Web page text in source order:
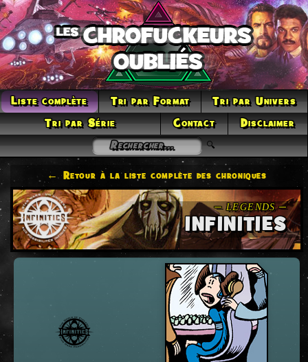
Liste complète Tri par Format
Tri par Univers
Tri par Série
Contact Disclaimer
← Retour à la liste complète des chroniques
INFINITIES